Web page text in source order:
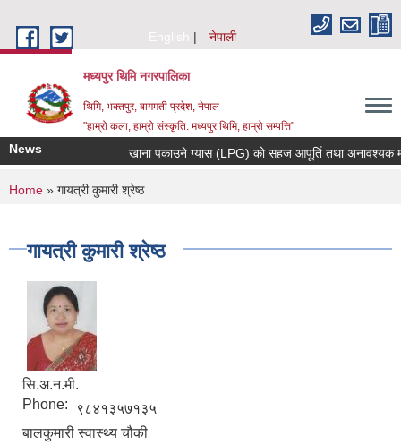
English
नेपाली
मध्यपुर थिमि नगरपालिका
थिमि, भक्तपुर, बागमती प्रदेश, नेपाल
"हाम्रो कला, हाम्रो संस्कृति: मध्यपुर थिमि, हाम्रो सम्पत्ति"
News खाना पकाउने ग्यास (LPG) को सहज आपूर्ति तथा अनावश्यक
You are here
Home » गायत्री कुमारी श्रेष्ठ
गायत्री कुमारी श्रेष्ठ
सि.अ.न.मी.
Phone:
९८४१३५७१३५
बालकुमारी स्वास्थ्य चौकी